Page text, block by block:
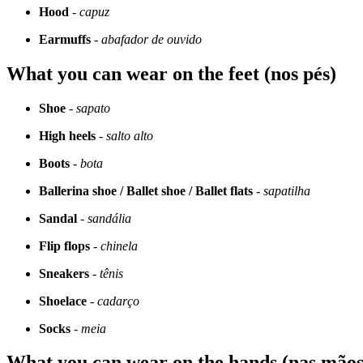
Hood - capuz
Earmuffs - abafador de ouvido
What you can wear on the feet (nos pés)
Shoe - sapato
High heels - salto alto
Boots - bota
Ballerina shoe / Ballet shoe / Ballet flats - sapatilha
Sandal - sandália
Flip flops - chinela
Sneakers - tênis
Shoelace - cadarço
Socks - meia